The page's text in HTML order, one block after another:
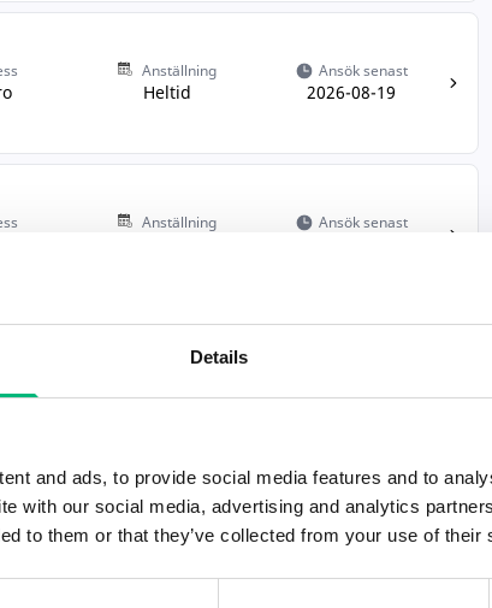
Details
and ads, to provide social media features and to
with our social media, advertising and analytics
to them or that they’ve collected from your use of their
Anställning
Heltid
Ansök senast
2026-08-19
Anställning Ansök senast
Heltid 2026-08-18
Anställning
Deltid 2026-09-02